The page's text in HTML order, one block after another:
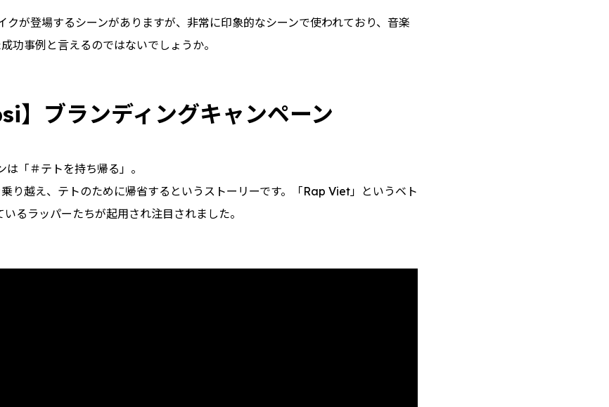
クが登場するシーンがありますが、非常に印象的なシーンで使われており、音楽
功事例と言えるのではないでしょうか。
】ブランディングキャンペーン
「＃テトを持ち帰る」。
り越え、テトのために帰省するというストーリーです。「Rap Viet」というベト
るラッパーたちが起用され注目されました。